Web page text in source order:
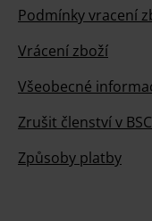
Podmínky vracení
Vrácení zboží
Všeobecné
Zrušit členství v BSC
Způsoby platby